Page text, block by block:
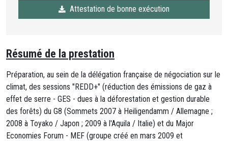
Attestation de bonne exécution
Résumé de la prestation
Préparation, au sein de la délégation française de négociation sur le
climat, des sessions "REDD+" (réduction des émissions de gaz à
effet de serre - GES - dues à la déforestation et gestion durable
des forêts) du G8 (Sommets 2007 à Heiligendamm / Allemagne ;
2008 à Toyako / Japon ; 2009 à l'Aquila / Italie) et du Major
Economies Forum - MEF (groupe créé en mars 2009 et